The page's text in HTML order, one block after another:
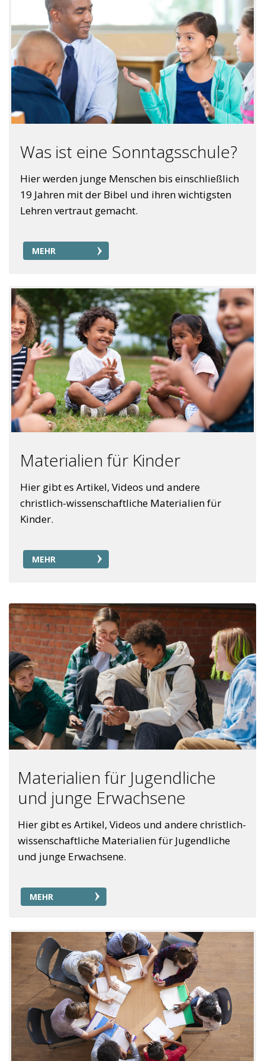
Was ist eine Sonntagsschule?
Hier werden junge Menschen bis einschließlich
19 Jahren mit der Bibel und ihren wichtigsten
Lehren vertraut gemacht.
MEHR
Materialien für Kinder
Hier gibt es Artikel, Videos und andere
christlich-wissenschaftliche Materialien für
Kinder.
MEHR
Materialien für Jugendliche
und junge Erwachsene
Hier gibt es Artikel, Videos und andere christlich-
wissenschaftliche Materialien für Jugendliche
und junge Erwachsene.
MEHR